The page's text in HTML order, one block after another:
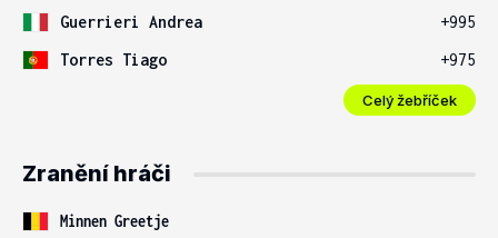
Guerrieri Andrea
+995
Torres Tiago
+975
Celý žebříček
Zranění hráči
Minnen Greetje